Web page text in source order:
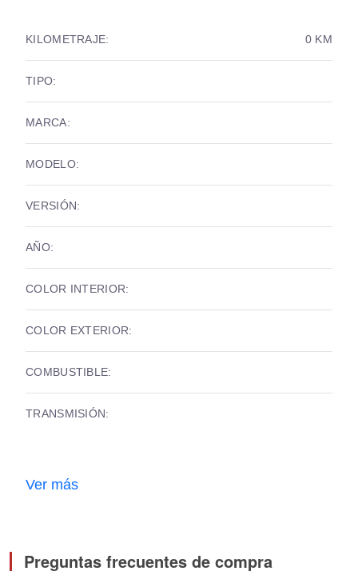
KILOMETRAJE: 0 KM
TIPO:
MARCA:
MODELO:
VERSIÓN:
AÑO:
COLOR INTERIOR:
COLOR EXTERIOR:
COMBUSTIBLE:
TRANSMISIÓN:
Ver más
Preguntas frecuentes de compra